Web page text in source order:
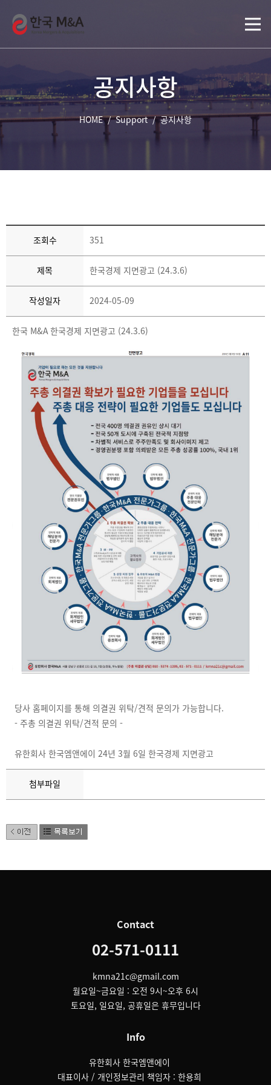
공지사항
HOME / Support / 공지사항
조회수 351
제목 한국경제 지면광고 (24.3.6)
작성일자 2024-05-09
한국 M&A 한국경제 지면광고 (24.3.6)
당사 홈페이지를 통해 의결권 위탁/견적 문의가 가능합니다.
- 주총 의결권 위탁/견적 문의 -
유한회사 한국엠앤에이 24년 3월 6일 한국경제 지면광고
첨부파일
Contact
02-571-0111
kmna21c@gmail.com
월요일~금요일 : 오전 9시~오후 6시
토요일, 일요일, 공휴일은 휴무입니다
Info
유한회사 한국엠앤에이
대표이사 / 개인정보관리 책임자 : 한용희